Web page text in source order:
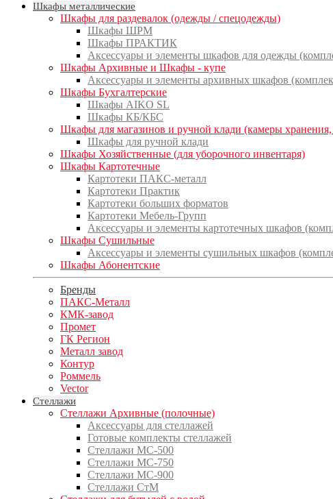
Шкафы металлические
Шкафы для раздевалок (одежды / спецодежды)
Шкафы ШРМ
Шкафы ПРАКТИК
Аксессуары и элементы шкафов для одежды
Шкафы Архивные и Шкафы - купе
Аксессуары и элементы архивных шкафов
Шкафы Бухгалтерские
Шкафы AIKO SL
Шкафы КБ/КБС
Шкафы для магазинов и ручной клади (камеры
Шкафы для ручной клади
Шкафы Хозяйственные (для уборочного инвентаря)
Шкафы Картотечные
Картотеки ПАКС-металл
Картотеки Практик
Картотеки больших форматов
Картотеки Мебель-Групп
Аксессуары и элементы картотечных шкафов
Шкафы Сушильные
Аксессуары и элементы сушильных шкафов
Шкафы Абонентские
Бренды
ПАКС-Металл
КМК-завод
Промет
ГК Регион
Металл завод
Контур
Роммель
Vector
Стеллажи
Стеллажи Архивные (полочные)
Аксессуары для стеллажей
Готовые комплекты стеллажей
Стеллажи МС-500
Стеллажи МС-750
Стеллажи МС-900
Стеллажи СтМ